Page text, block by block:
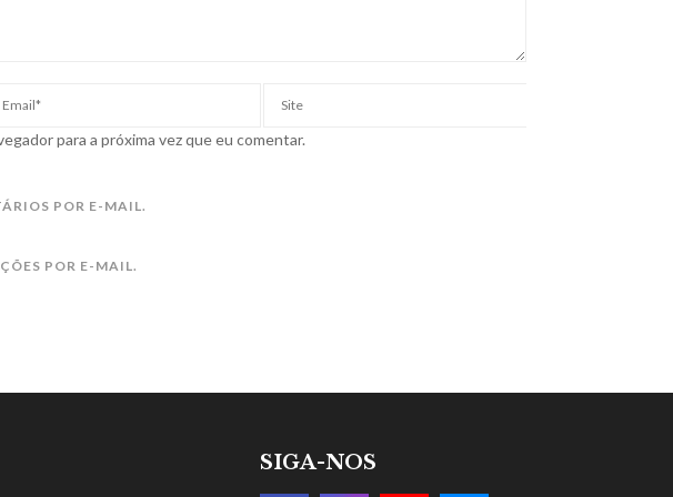
para a próxima vez que eu comentar.
POR E-MAIL.
POR E-MAIL.
SIGA-NOS